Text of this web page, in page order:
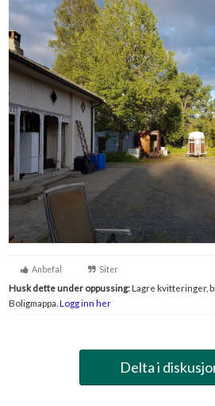
Anbefal Siter
Husk dette under oppussing:Lagre kvitteringer,
Boligmappa. Logg inn her
Delta i